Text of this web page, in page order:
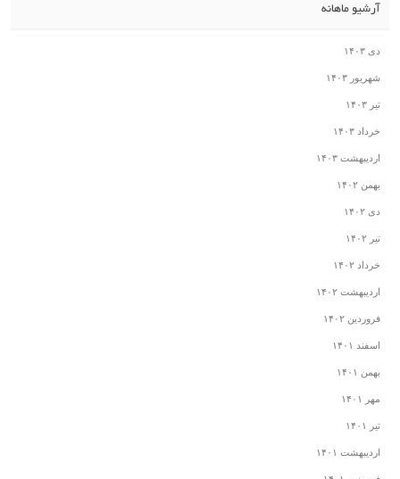
آرشیو ماهانه
دی ۱۴۰۳
شهریور ۱۴۰۳
تیر ۱۴۰۳
خرداد ۱۴۰۳
اردیبهشت ۱۴۰۳
بهمن ۱۴۰۲
دی ۱۴۰۲
تیر ۱۴۰۲
خرداد ۱۴۰۲
اردیبهشت ۱۴۰۲
فروردین ۱۴۰۲
اسفند ۱۴۰۱
بهمن ۱۴۰۱
مهر ۱۴۰۱
تیر ۱۴۰۱
اردیبهشت ۱۴۰۱